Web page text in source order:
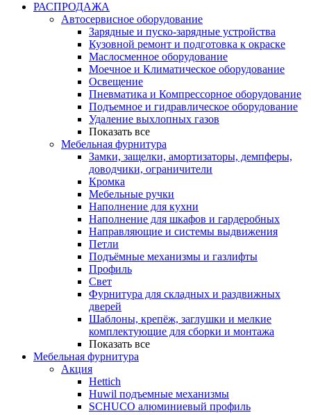
РАСПРОДАЖА
Автосервисное оборудование
Зарядные и пуско-зарядные устройства
Кузовной ремонт и подготовка к окраске
Маслосменное оборудование
Моечное и Климатическое оборудование
Освещение
Пневматика и Компрессорное оборудование
Подъемное и гидравлическое оборудование
Удаление выхлопных газов
Показать все
Мебельная фурнитура
Замки, защелки, амортизаторы, демпферы,
доводчики, ограничители
Кромка
Мебельные ручки
Наполнение для кухни
Наполнение для шкафов и гардеробных
Направляющие и системы выдвижения
Петли
Подъёмные механизмы и газлифты
Профиль
Свет
Фурнитура для складных и раздвижных
дверей
Шаблоны, крепёж, заглушки и мелкие
комплектующие для сборки и монтажа
Показать все
Мебельная фурнитура
Акция
Hettich
Huwil подъемные механизмы
SCHUCO алюминиевый профиль